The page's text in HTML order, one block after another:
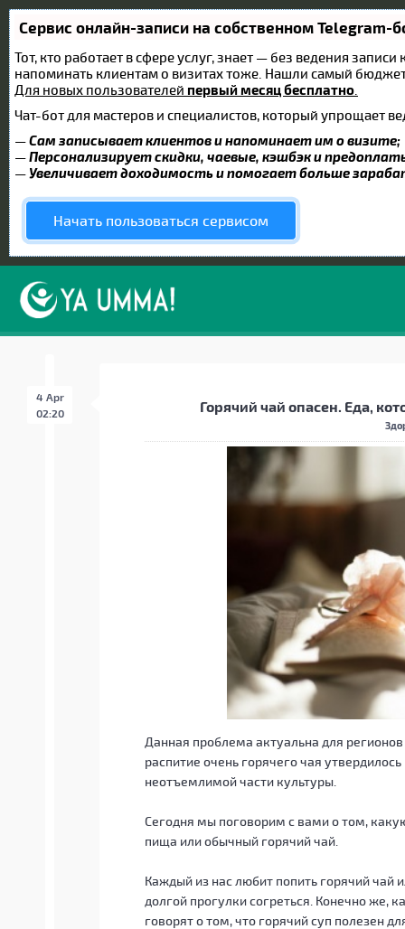
Сервис онлайн-записи на собственном Telegram-
Тот, кто работает в сфере услуг, знает — без ведения
напоминать клиентам о визитах тоже. Нашли самый
Для новых пользователей первый месяц бесплатно
Чат-бот для мастеров и специалистов, который упрощает
—Сам записывает клиентов и напоминает им о визите;
—Персонализирует скидки, чаевые, кэшбэк и
— Увеличивает доходимость и помогает больше
Начать пользоваться сервисом
4 Apr
02:20
Горячий чай опасен. Еда,
Данная проблема актуальна для
распитие очень горячего чая
неотъемлимой части культуры.
Сегодня мы поговорим с вами о том,
пища или обычный горячий чай.
Каждый из нас любит попить горячий чай
долгой прогулки согреться. Конечно же,
говорят о том, что горячий суп полезен